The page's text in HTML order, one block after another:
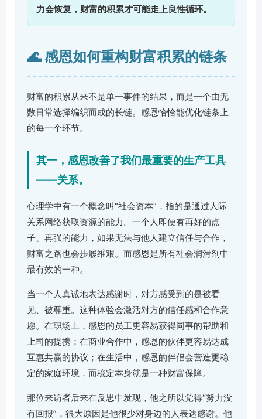
力会恢复，财富的积累才可能走上良性循环。
🌊 感恩如何重构财富积累的链条
财富的积累从来不是单一事件的结果，而是一个由无
数日常选择编织而成的长链。感恩恰恰能优化链条上
的每一个环节。
其一，感恩改善了我们最重要的生产工具
——关系。
心理学中有一个概念叫“社会资本”，指的是通过人际
关系网络获取资源的能力。一个人即便有再好的点
子、再强的能力，如果无法与他人建立信任与合作，
财富之路也会步履维艰。而感恩是所有社会润滑剂中
最有效的一种。
当一个人真诚地表达感谢时，对方感受到的是被看
见、被尊重。这种体验会激活对方的信任感和合作意
愿。在职场上，感恩的员工更容易获得同事的帮助和
上司的提携；在商业合作中，感恩的伙伴更容易达成
互惠共赢的协议；在生活中，感恩的伴侣会营造更稳
定的家庭环境，而稳定本身就是一种财富保障。
那位来访者后来在反思中发现，他之所以觉得“努力没
有回报”，很大原因是他很少对身边的人表达感谢。他